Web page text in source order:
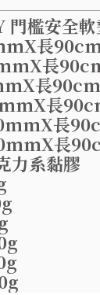
門檻安全軟
長
90cmX
90cmX
長
長
力系黏膠